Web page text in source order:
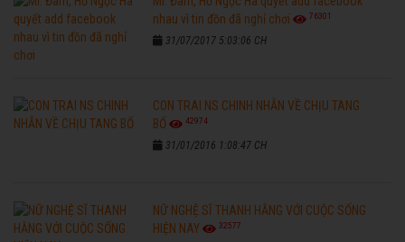
nhau vì tin đồn đã nghỉ chơi
76301
31/07/2017 5:03:06 CH
CON TRAI NS CHINH NHẪN VỀ CHỊU TANG
BỐ
42974
31/01/2016 1:08:47 CH
NỮ NGHỆ SĨ THANH HẰNG VỚI CUỘC SỐNG
HIỆN NAY
32577